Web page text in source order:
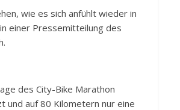
wie es sich anfühlt wieder in
einer Pressemitteilung des
des City-Bike Marathon
und auf 80 Kilometern nur eine